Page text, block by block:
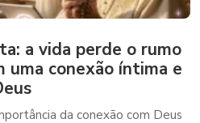
a vida perde o rumo
uma conexão íntima e
da conexão com Deus